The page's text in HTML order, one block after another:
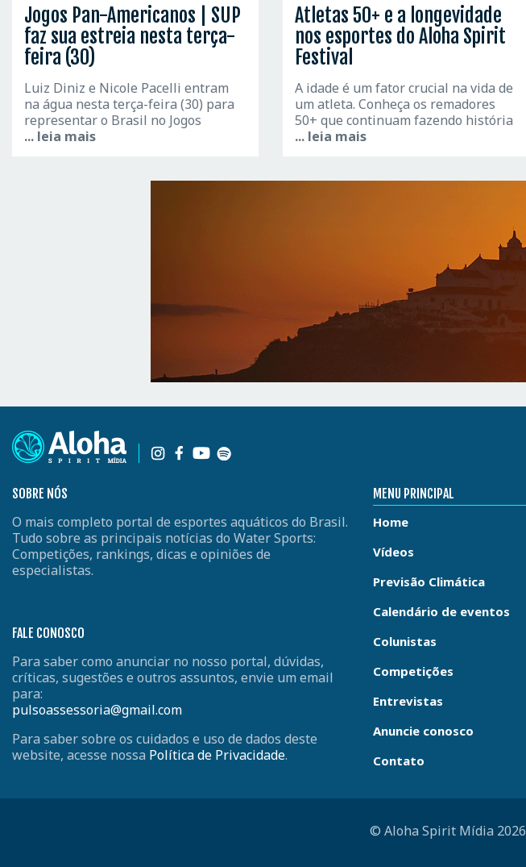
Jogos Pan-Americanos | SUP
faz sua estreia nesta terça-
feira (30)
Luiz Diniz e Nicole Pacelli entram
na água nesta terça-feira (30) para
representar o Brasil no Jogos
... leia mais
Atletas 50+ e a longevidade
nos esportes do Aloha Spirit
Festival
A idade é um fator crucial na vida de
um atleta. Conheça os remadores
50+ que continuam fazendo história
... leia mais
SOBRE NÓS
O mais completo portal de esportes aquáticos do Brasil.
Tudo sobre as principais notícias do Water Sports:
Competições, rankings, dicas e opiniões de
especialistas.
FALE CONOSCO
Para saber como anunciar no nosso portal, dúvidas,
críticas, sugestões e outros assuntos, envie um email
para:
pulsoassessoria@gmail.com
Para saber sobre os cuidados e uso de dados deste
website, acesse nossa Política de Privacidade.
MENU PRINCIPAL
Home
Vídeos
Previsão Climática
Calendário de eventos
Colunistas
Competições
Entrevistas
Anuncie conosco
Contato
© Aloha Spirit Mídia 2026